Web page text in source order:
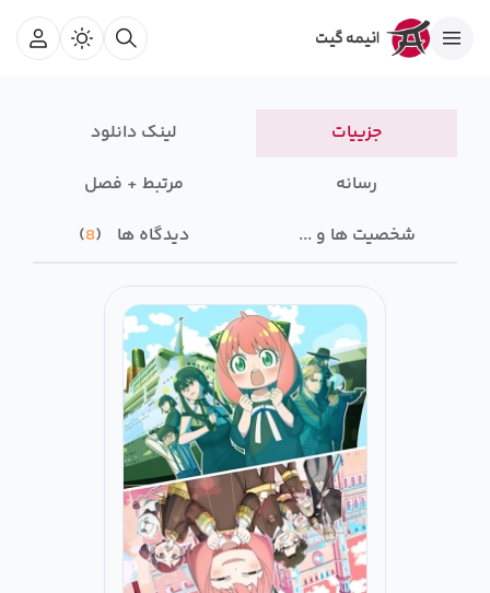
جزییات
لینک دانلود
رسانه‌
مرتبط + فصل
شخصیت ها و ...
دیدگاه ها 8